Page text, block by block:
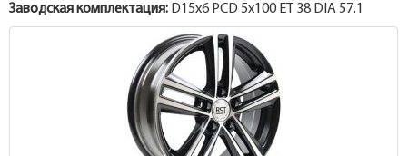
Заводская комплектация: D15x6 PCD 5x100 ET 38 DIA 57.1